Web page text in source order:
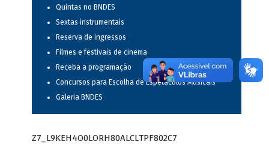
Quintas no BNDES
Sextas instrumentais
Reserva de ingressos
Filmes e festivais de cinema
Receba a programação
Concursos para Escolha de Espetáculos Musicais
Galeria BNDES
Z7_L9KEH4O0LORH80ALCLTPF802C7